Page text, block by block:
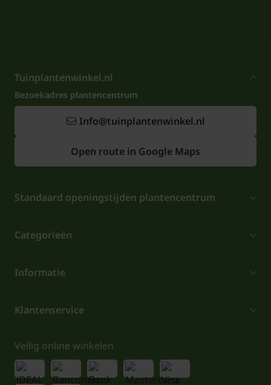
Tuinplantenwinkel.nl
Bezoekadres plantencentrum
Info@tuinplantenwinkel.nl
Open route in Google Maps
Standaard openingstijden plantencentrum
Categorieën
Informatie
Klantenservice
Veilig online winkelen